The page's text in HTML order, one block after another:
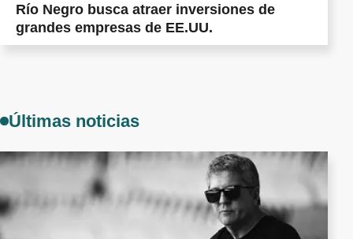
Río Negro busca atraer inversiones de
grandes empresas de EE.UU.
Últimas noticias